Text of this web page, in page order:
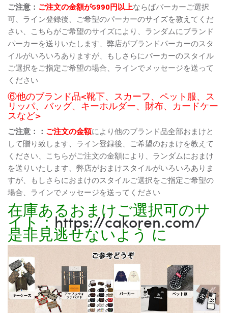
ご注意： ご注文の金額が5990円以上ならばパーカーご選択
可、ライン登録後、ご希望のパーカーのサイズを教えてくだ
さい、こちらがご希望のサイズにより、ランダムにブランド
パーカーを送りいたします、弊店がブランドパーカーのスタ
イルがいろいろありますが、もしさらにパーカーのスタイル
ご選択をご指定ご希望の場合、ラインでメッセージを送って
ください
⑥他のブランド品<靴下、スカーフ、ペット服、ス
リッパ、バッグ、キーホルダー、財布、カードケー
スなど>
ご注意：： ご注文の金額により他のブランド品全部おまけと
して贈り致します、ライン登録後、ご希望のおまけを教えて
ください、こちらがご注文の金額により、ランダムにおまけ
を送りいたします、弊店がおまけスタイルがいろいろありま
すが、もしさらにおまけのスタイルご選択をご指定ご希望の
場合、ラインでメッセージを送ってください
在庫あるおまけご選択可のサ
イト：https://cakoren.com/
是非見逃せないよう に